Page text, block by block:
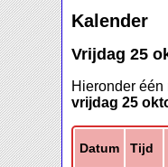
Kalender
Vrijdag 25
Hieronder één
vrijdag 25
Datum Tijd